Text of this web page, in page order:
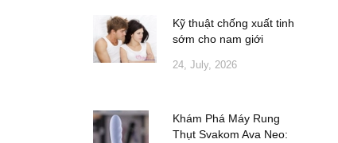
Kỹ thuật chống xuất tinh
sớm cho nam giới
24, July, 2026
Khám Phá Máy Rung
Thụt Svakom Ava Neo: